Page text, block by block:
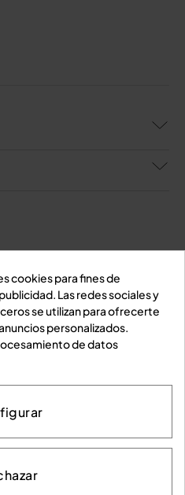
de privacidad
cookies para fines de
Las redes sociales y
se utilizan para ofrecerte
personalizados.
de datos